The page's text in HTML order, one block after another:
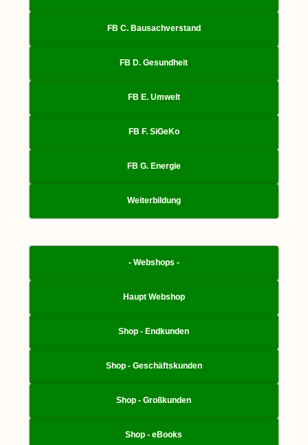
FB C. Bausachverstand
FB D. Gesundheit
FB E. Umwelt
FB F. SiGeKo
FB G. Energie
Weiterbildung
- Webshops -
Haupt Webshop
Shop - Endkunden
Shop - Geschäftskunden
Shop - Großkunden
Shop - eBooks